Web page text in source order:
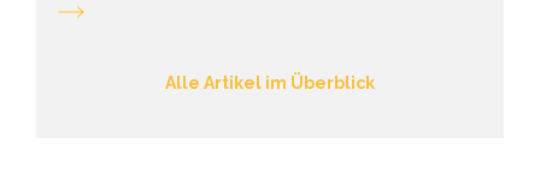
Alle Artikel im Überblick